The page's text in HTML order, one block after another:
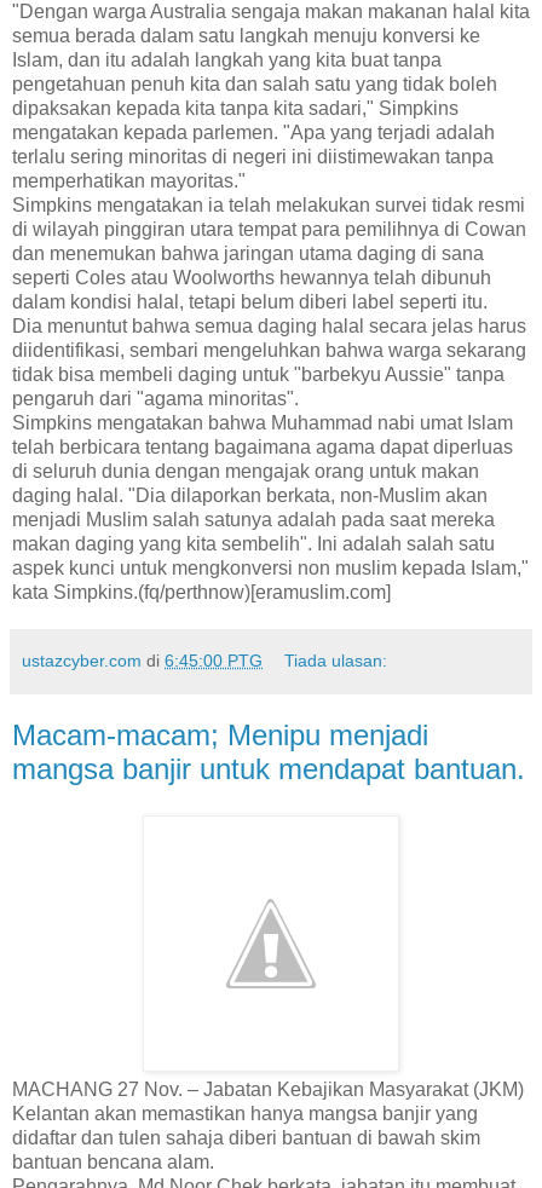
"Dengan warga Australia sengaja makan makanan halal kita
semua berada dalam satu langkah menuju konversi ke
Islam, dan itu adalah langkah yang kita buat tanpa
pengetahuan penuh kita dan salah satu yang tidak boleh
dipaksakan kepada kita tanpa kita sadari," Simpkins
mengatakan kepada parlemen. "Apa yang terjadi adalah
terlalu sering minoritas di negeri ini diistimewakan tanpa
memperhatikan mayoritas."
Simpkins mengatakan ia telah melakukan survei tidak resmi
di wilayah pinggiran utara tempat para pemilihnya di Cowan
dan menemukan bahwa jaringan utama daging di sana
seperti Coles atau Woolworths hewannya telah dibunuh
dalam kondisi halal, tetapi belum diberi label seperti itu.
Dia menuntut bahwa semua daging halal secara jelas harus
diidentifikasi, sembari mengeluhkan bahwa warga sekarang
tidak bisa membeli daging untuk "barbekyu Aussie" tanpa
pengaruh dari "agama minoritas".
Simpkins mengatakan bahwa Muhammad nabi umat Islam
telah berbicara tentang bagaimana agama dapat diperluas
di seluruh dunia dengan mengajak orang untuk makan
daging halal. "Dia dilaporkan berkata, non-Muslim akan
menjadi Muslim salah satunya adalah pada saat mereka
makan daging yang kita sembelih". Ini adalah salah satu
aspek kunci untuk mengkonversi non muslim kepada Islam,"
kata Simpkins.(fq/perthnow)[eramuslim.com]
ustazcyber.com di 6:45:00 PTG Tiada ulasan:
Macam-macam; Menipu menjadi
mangsa banjir untuk mendapat bantuan.
MACHANG 27 Nov. – Jabatan Kebajikan Masyarakat (JKM)
Kelantan akan memastikan hanya mangsa banjir yang
didaftar dan tulen sahaja diberi bantuan di bawah skim
bantuan bencana alam.